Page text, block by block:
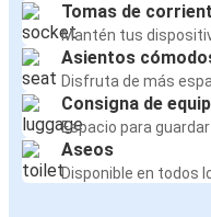
Tomas de
Mantén tus
Asientos
Disfruta de más
Consigna de
Espacio para
Aseos
Disponible en todos